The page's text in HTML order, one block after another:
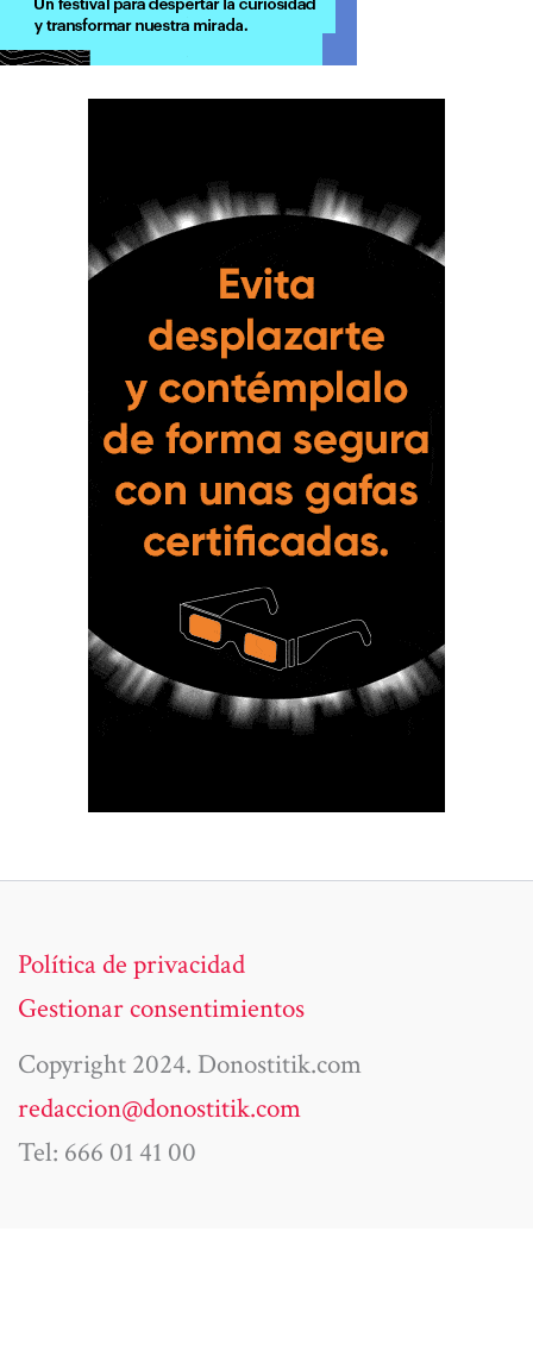
Política de privacidad
Gestionar consentimientos
Copyright 2024. Donostitik.com
redaccion@donostitik.com
Tel: 666 01 41 00